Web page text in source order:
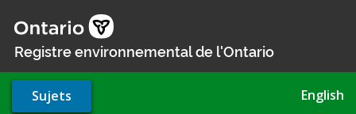
au
contenu
Registre environnemental de l'Ontario
Sujets English